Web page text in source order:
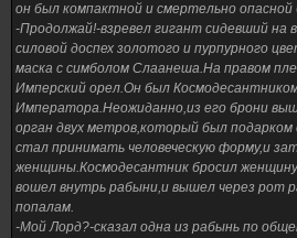
он был компактной и смертельно опасной
-Продолжай!-взревел гигант сидевший
силовой доспех золотого и пурпурного
маска с симболом Слаанеша.На правом
Имперский орел.Он был
Императора.Неожиданно,из его брони
орган двух метров,который был
стал принимать человеческую форму,и
женщины.Космодесантник бросил
вошел внутрь рабыни,и вышел через рот
попалам.
-Мой Лорд?-сказал одна из рабынь по